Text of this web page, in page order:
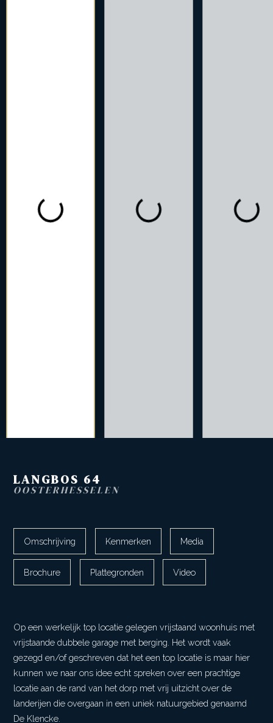
LANGBOS 64
OOSTERHESSELEN
Omschrijving Kenmerken Media
Brochure Plattegronden Video
Op een werkelijk top locatie gelegen vrijstaand woonhuis met
vrijstaande dubbele garage met berging. Het wordt vaak
gezegd en/of geschreven dat het een top locatie is maar hier
kunnen we naar ons idee echt spreken over een prachtige
locatie aan de rand van het dorp met vrij uitzicht over de
landerijen die overgaan in een uniek natuurgebied genaamd
De Klencke.